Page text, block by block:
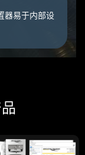
器易于内部设